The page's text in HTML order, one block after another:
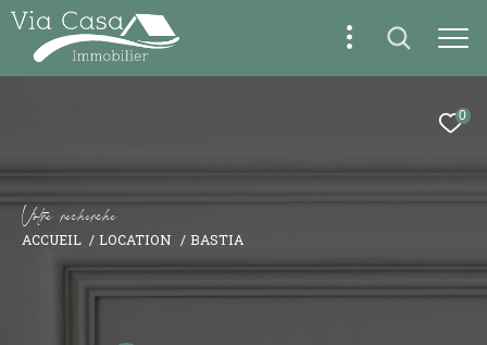
0
Votre recherche
ACCUEIL LOCATION BASTIA